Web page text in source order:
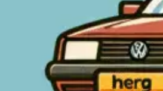
Navigație Ford Focus 1
Navigație Ford Focus 2
Navigație Ford Focus MK3
Navigație Ford Mondeo MK3
Navigație Ford Mondeo MK4
Navigație Ford Transit